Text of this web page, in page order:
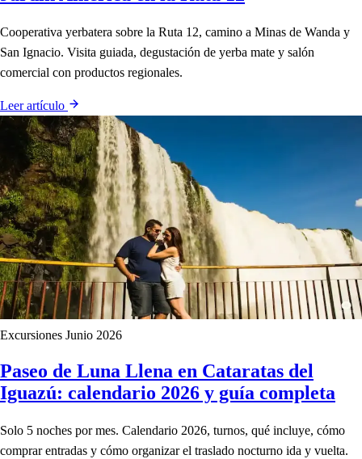
Cooperativa yerbatera sobre la Ruta 12, camino a Minas de Wanda y
San Ignacio. Visita guiada, degustación de yerba mate y salón
comercial con productos regionales.
Leer artículo
Excursiones Junio 2026
Paseo de Luna Llena en Cataratas del
Iguazú: calendario 2026 y guía completa
Solo 5 noches por mes. Calendario 2026, turnos, qué incluye, cómo
comprar entradas y cómo organizar el traslado nocturno ida y vuelta.